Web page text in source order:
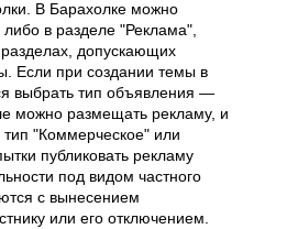
В Барахолке можно
либо в разделе "Реклама",
допускающих
Если при создании темы в
выбрать тип объявления —
можно размещать рекламу, и
"Коммерческое" или
публиковать рекламу
под видом частного
с вынесением
или его отключением.